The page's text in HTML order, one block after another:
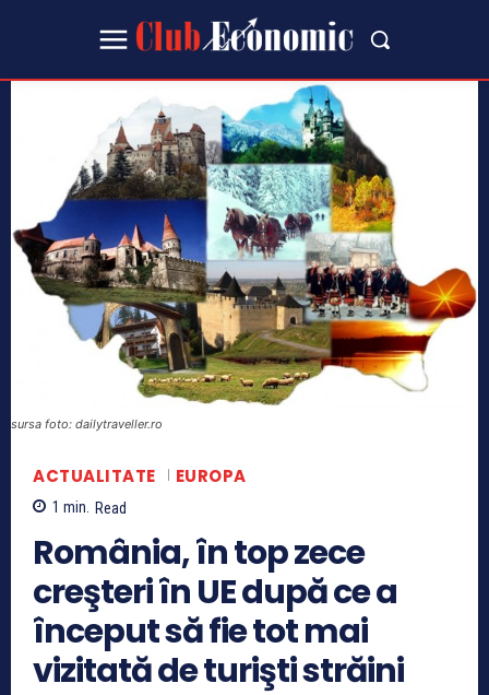
sursa foto: dailytraveller.ro
ACTUALITATE EUROPA
1 min. Read
România, în top zece
creşteri în UE după ce a
început să fie tot mai
vizitată de turişti străini